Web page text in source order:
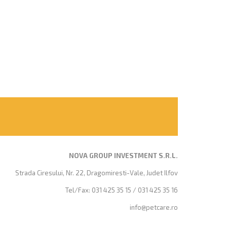
NOVA GROUP INVESTMENT S.R.L.
Strada Ciresului, Nr. 22, Dragomiresti-Vale, Judet Ilfov
Tel/Fax: 031 425 35 15 / 031 425 35 16
info@petcare.ro